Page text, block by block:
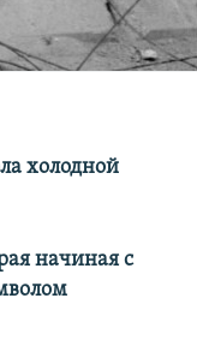
холодной
начиная с